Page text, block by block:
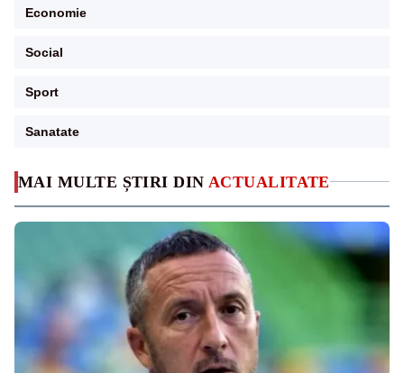
MAI MULTE ȘTIRI DIN ACTUALITATE
Economie
Social
Sport
Sanatate